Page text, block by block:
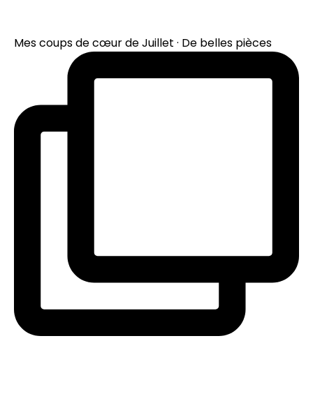
Mes coups de cœur de Juillet · De belles pièces